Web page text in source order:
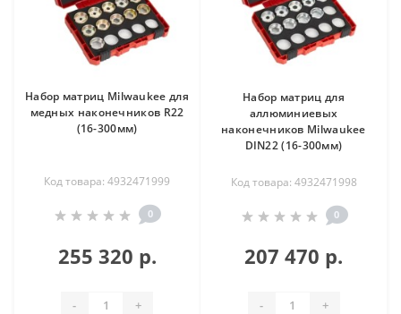
Набор матриц Milwaukee для
медных наконечников R22
(16-300мм)
Код товара: 4932471999
0
255 320 р.
- +
Набор матриц для
аллюминиевых
наконечников Milwaukee
DIN22 (16-300мм)
Код товара: 4932471998
0
207 470 р.
- +